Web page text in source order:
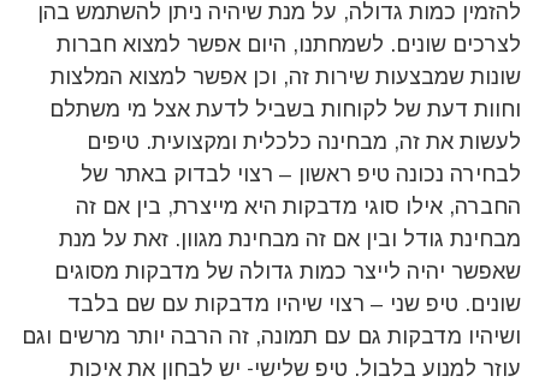
להזמין כמות גדולה, על מנת שיהיה ניתן להשתמש בהן
לצרכים שונים. לשמחתנו, היום אפשר למצוא חברות
שונות שמבצעות שירות זה, וכן אפשר למצוא המלצות
וחוות דעת של לקוחות בשביל לדעת אצל מי משתלם
לעשות את זה, מבחינה כלכלית ומקצועית. טיפים
לבחירה נכונה טיפ ראשון – רצוי לבדוק באתר של
החברה, אילו סוגי מדבקות היא מייצרת, בין אם זה
מבחינת גודל ובין אם זה מבחינת מגוון. זאת על מנת
שאפשר יהיה לייצר כמות גדולה של מדבקות מסוגים
שונים. טיפ שני – רצוי שיהיו מדבקות עם שם בלבד
ושיהיו מדבקות גם עם תמונה, זה הרבה יותר מרשים וגם
עוזר למנוע בלבול. טיפ שלישי- יש לבחון את איכות